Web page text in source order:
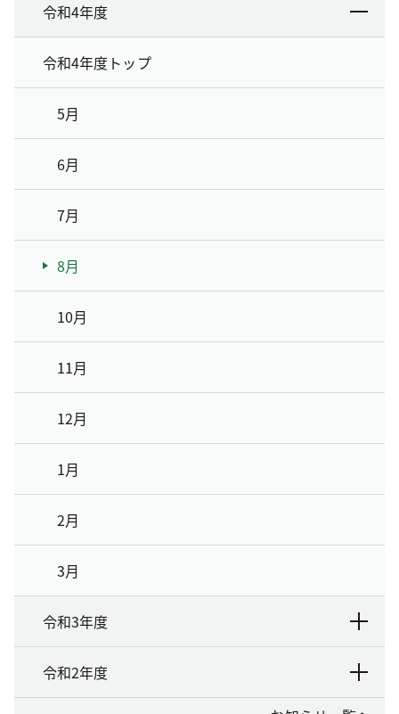
令和4年度
令和4年度トップ
5月
6月
7月
8月
10月
11月
12月
1月
2月
3月
令和3年度
令和2年度